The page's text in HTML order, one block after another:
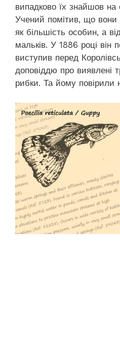
випадково їх знайшов на
Учений помітив, що вони
як більшість особин, а
мальків. У 1886 році він
виступив перед
доповіддю про виявлені
рибки. Та йому повірили